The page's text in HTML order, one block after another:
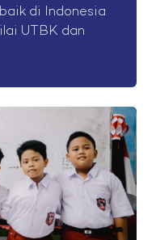
di Indonesia
UTBK dan